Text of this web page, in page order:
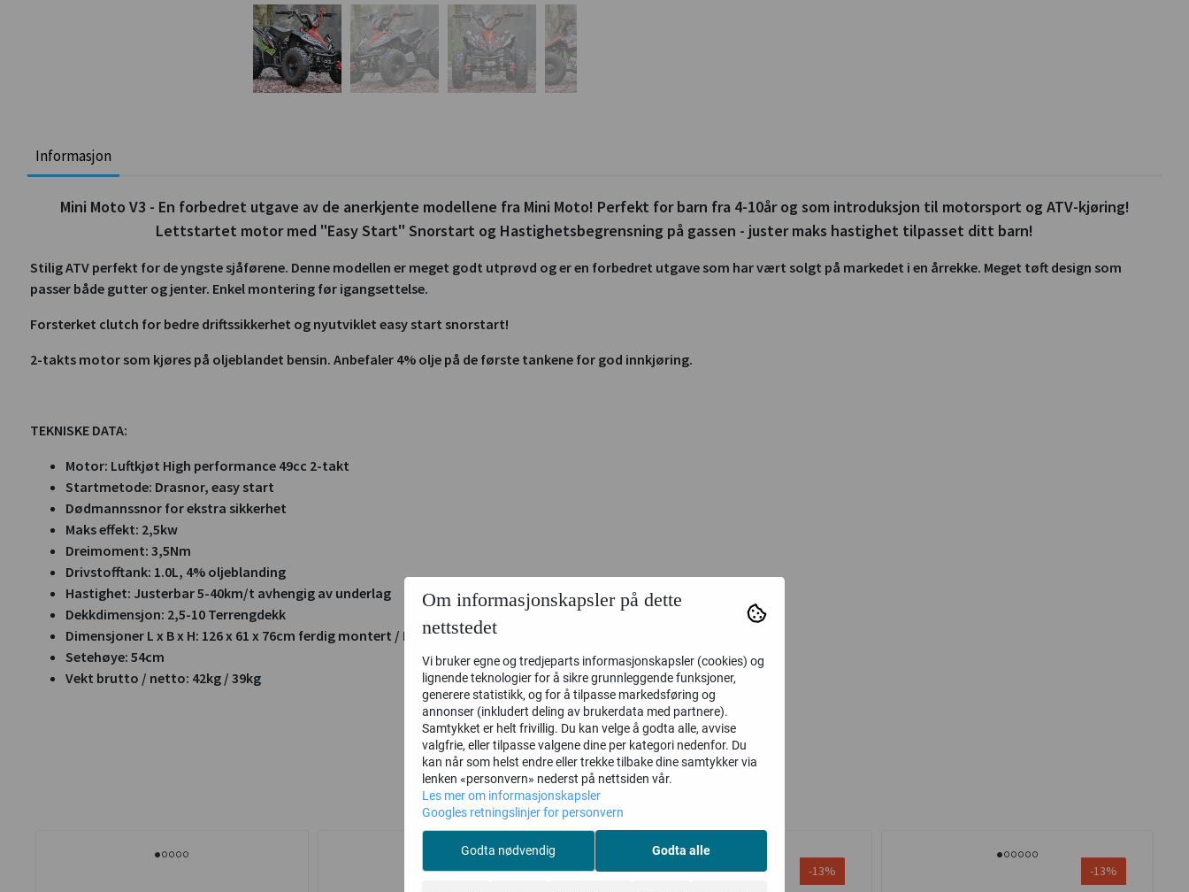
Informasjon
Mini Moto V3 - En forbedret utgave av de anerkjente modellene fra Mini Moto! Perfekt for barn fra 4-10år og som introduksjon til motorsport og ATV-kjøring!
Lettstartet motor med "Easy Start" Snorstart og Hastighetsbegrensning på gassen - juster maks hastighet tilpasset ditt barn!
Stilig ATV perfekt for de yngste sjåførene. Denne modellen er meget godt utprøvd og er en forbedret utgave som har vært solgt på markedet i en årrekke. Meget tøft design som
passer både gutter og jenter. Enkel montering før igangsettelse.
Forsterket clutch for bedre driftssikkerhet og nyutviklet easy start snorstart!
2-takts motor som kjøres på oljeblandet bensin. Anbefaler 4% olje på de første tankene for god innkjøring.
TEKNISKE DATA:
Motor: Luftkjøt High performance 49cc 2-takt
Startmetode: Drasnor, easy start
Dødmannssnor for ekstra sikkerhet
Maks effekt: 2,5kw
Dreimoment: 3,5Nm
Drivstofftank: 1.0L, 4% oljeblanding
Hastighet: Justerbar 5-40km/t avhengig av underlag
Dekkdimensjon: 2,5-10 Terrengdekk
Dimensjoner L x B x H: 126 x 61 x 76cm ferdig montert / I eske: 99 x 57 x 51c,
Setehøye: 54cm
Vekt brutto / netto: 42kg / 39kg
Relaterte produkter
-23% -13% -13%
Om informasjonskapsler på dette
nettstedet
Vi bruker egne og tredjeparts informasjonskapsler (cookies) og
lignende teknologier for å sikre grunnleggende funksjoner,
generere statistikk, og for å tilpasse markedsføring og
annonser (inkludert deling av brukerdata med partnere).
Samtykket er helt frivillig. Du kan velge å godta alle, avvise
valgfrie, eller tilpasse valgene dine per kategori nedenfor. Du
kan når som helst endre eller trekke tilbake dine samtykker via
lenken «personvern» nederst på nettsiden vår.
Les mer om informasjonskapsler
Googles retningslinjer for personvern
Godta nødvendig Godta alle